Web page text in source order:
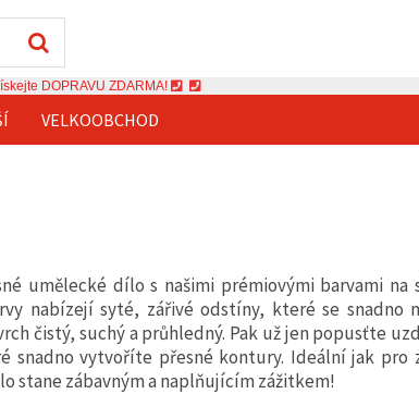
DOPRAVU ZDARMA!
VELKOOBCHOD
umělecké dílo s našimi prémiovými barvami na
nabízejí syté, zářivé odstíny, které se
čistý, suchý a průhledný. Pak už jen popusťte
vytvoříte přesné kontury. Ideální jak pro
stane zábavným a naplňujícím zážitkem!